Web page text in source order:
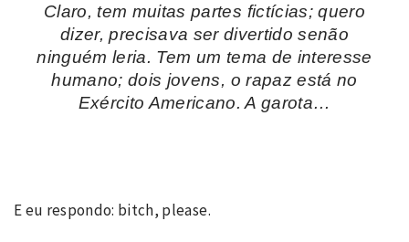
Claro, tem muitas partes fictícias; quero
dizer, precisava ser divertido senão
ninguém leria. Tem um tema de interesse
humano; dois jovens, o rapaz está no
Exército Americano. A garota…
E eu respondo: bitch, please.